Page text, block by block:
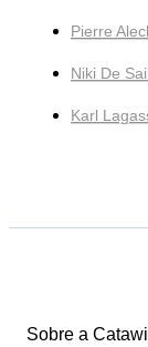
Pierre
Niki De
Karl
Sobre a